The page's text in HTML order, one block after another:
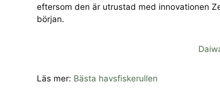
eftersom den är utrustad med innovationen
början.
Läs mer: Bästa havsfiskerullen